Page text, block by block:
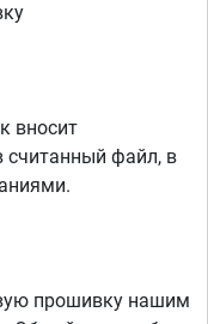
вносит
считанный файл, в
прошивку нашим